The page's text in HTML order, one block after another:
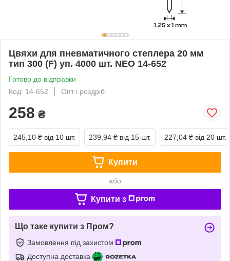
Цвяхи для пневматичного степлера 20 мм
тип 300 (F) уп. 4000 шт. NEO 14-652
Готово до відправки
Код: 14-652
Опт і роздріб
258 ₴
245,10 ₴ від 10 шт. 239,94 ₴ від 15 шт. 227,04 ₴ від 20 шт.
Купити
або
Купити з
Що таке купити з Пром?
Замовлення під захистом
Доступна доставка